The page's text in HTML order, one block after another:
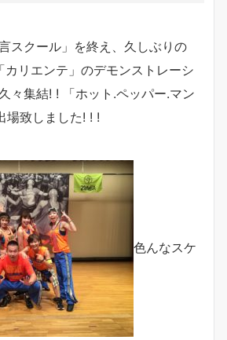
スクール」を終え、久しぶりの
カリエンテ」のデモンストレーシ
々集結! ! 「ホット.ペッパー.マン
場致しました! ! !
色んなスケ